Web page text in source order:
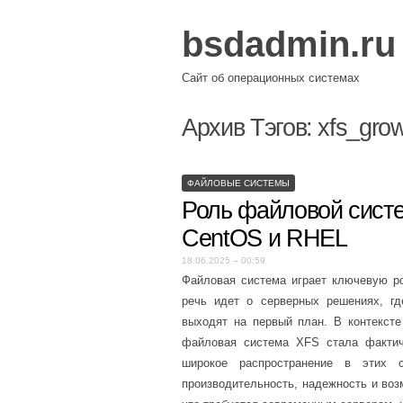
bsdadmin.ru
Сайт об операционных системах
Архив Тэгов:
ФАЙЛОВЫЕ СИСТЕМЫ
Роль файловой
CentOS и RHEL
18.06.2025 – 00:59
Файловая система играет ключевую
речь идет о серверных решениях,
выходят на первый план. В
файловая система XFS стала
широкое распространение в
производительность, надежность и